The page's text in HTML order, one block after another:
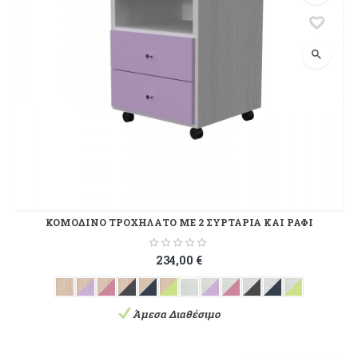
search
ΚΟΜΟΔΙΝΟ ΤΡΟΧΗΛΑΤΟ ΜΕ 2 ΣΥΡΤΑΡΙΑ ΚΑΙ ΡΑΦΙ
234,00 €
Άμεσα Διαθέσιμο